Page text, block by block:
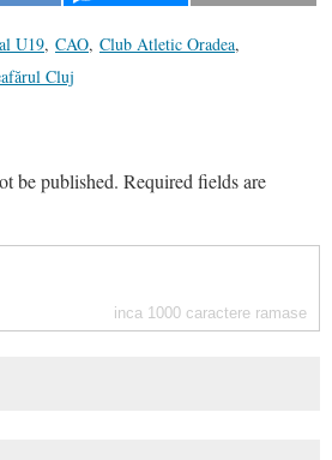
U19, CAO, Club Atletic Oradea,
Cluj
be published. Required fields are
inca 1000 caractere ramase